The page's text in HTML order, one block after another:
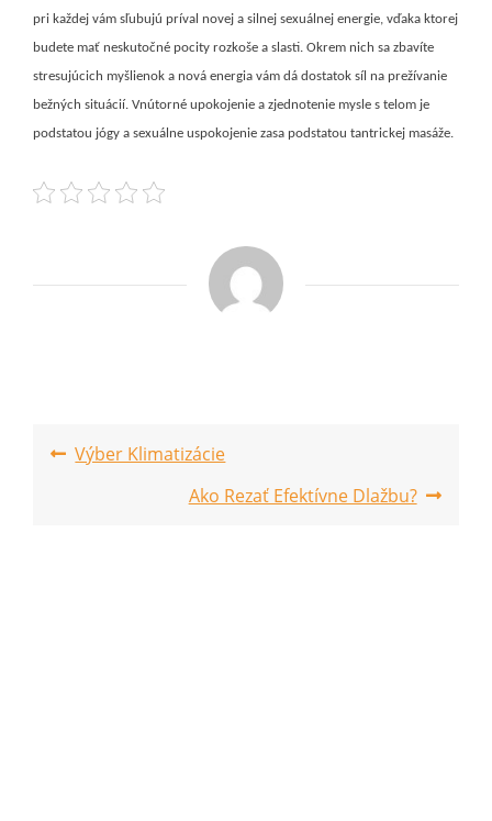
pri každej vám sľubujú príval novej a silnej sexuálnej energie, vďaka ktorej
budete mať neskutočné pocity rozkoše a slasti. Okrem nich sa zbavíte
stresujúcich myšlienok a nová energia vám dá dostatok síl na prežívanie
bežných situácií. Vnútorné upokojenie a zjednotenie mysle s telom je
podstatou jógy a sexuálne uspokojenie zasa podstatou tantrickej masáže.
PostVýber Klimatizácie
Ako Rezať Efektívne Dlažbu?